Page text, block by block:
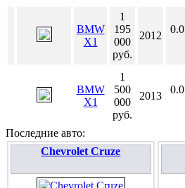
BMW
X1
1
195
000
руб.
2012
0.0
BMW
X1
1
500
000
руб.
2013
0.0
Последние авто:
Chevrolet Cruze